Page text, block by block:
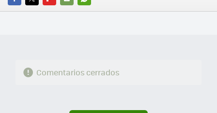
FACEBOOK
TWITTERFLIPBOARD
E-
WHATSAPP
Comentarios cerrados